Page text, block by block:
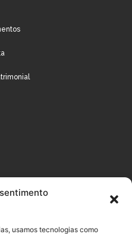
usamos tecnologias como